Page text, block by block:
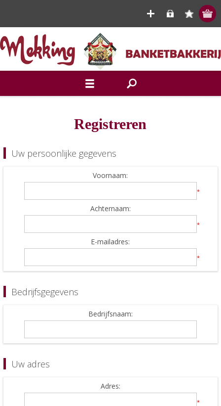
Registreren
Uw persoonlijke gegevens
Voornaam:
*
Achternaam:
*
E-mailadres:
*
Bedrijfsgegevens
Bedrijfsnaam:
Uw adres
Adres:
*